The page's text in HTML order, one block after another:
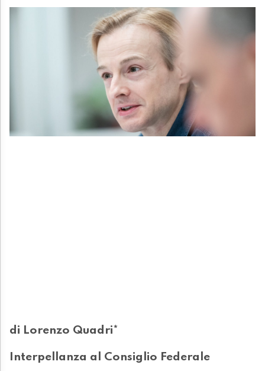
di Lorenzo Quadri*
Interpellanza al Consiglio Federale